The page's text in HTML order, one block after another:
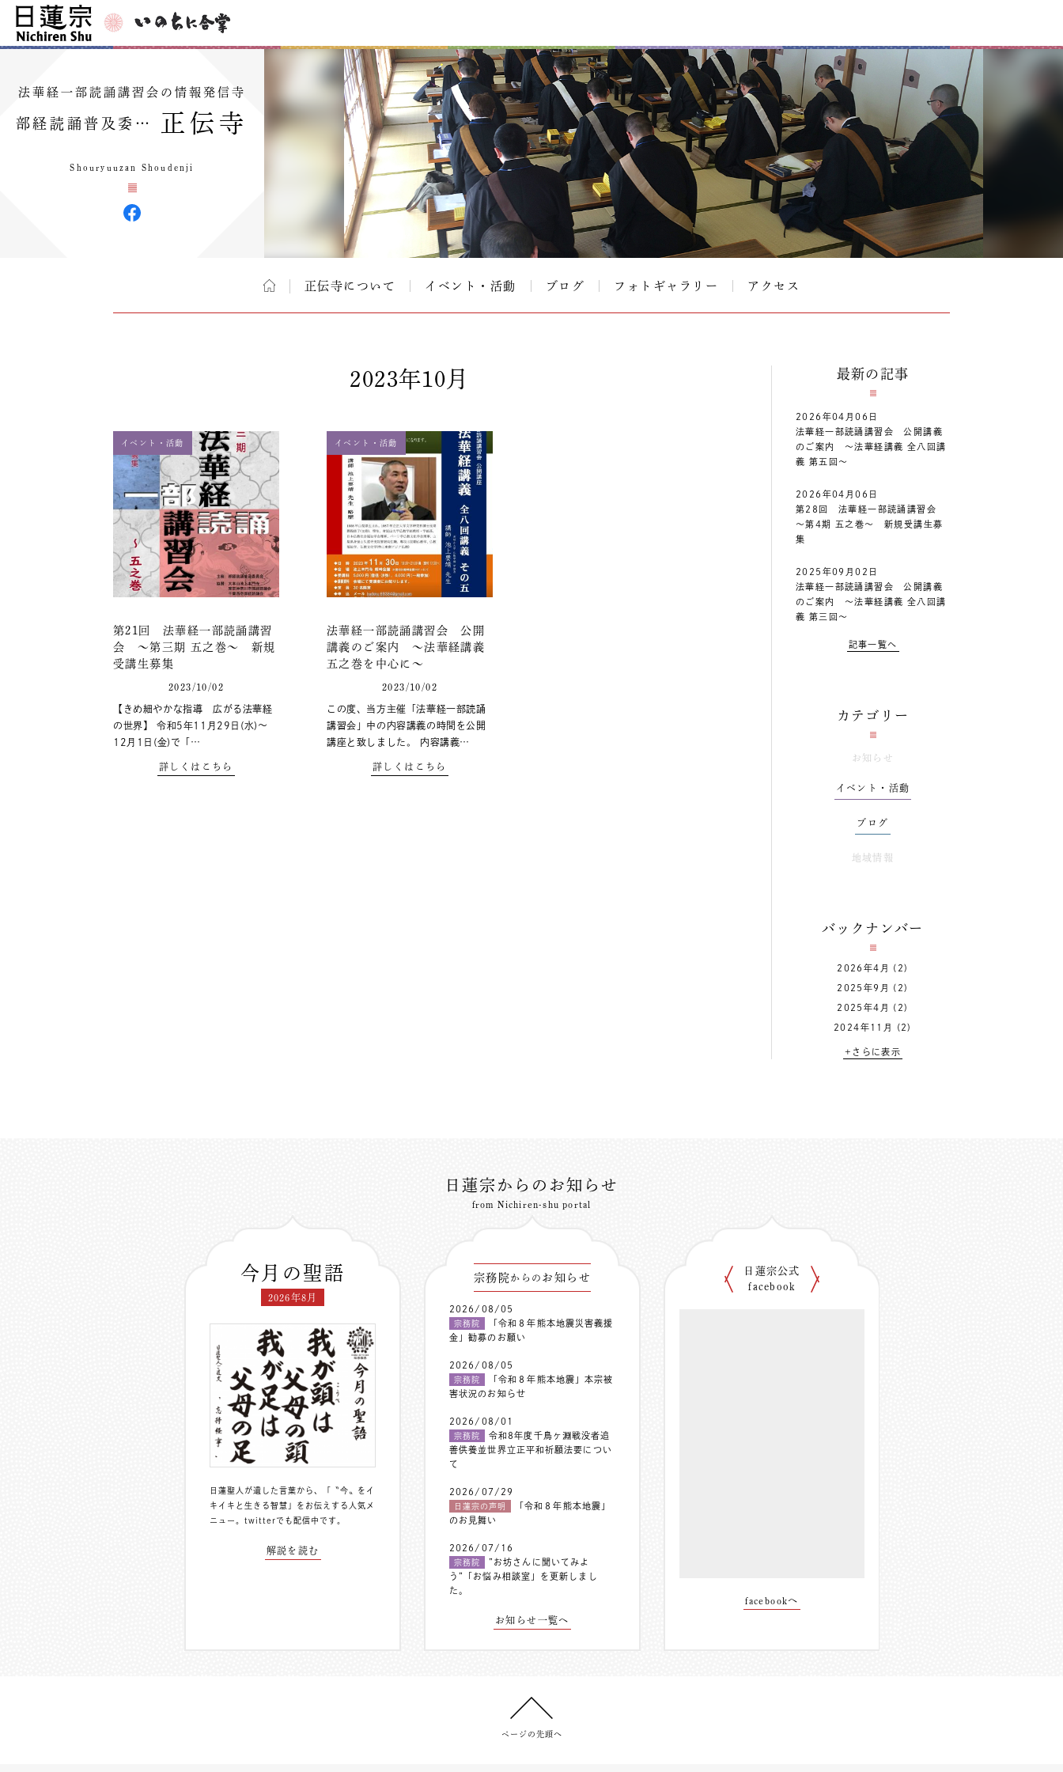
法華経一部読誦講習会の情報発信寺
部経読誦普及委… 正伝寺
Shouryuuzan Shoudenji
正伝寺について イベント・活動 ブログ フォトギャラリー アクセス
2023年10月
イベント・活動
第21回 法華経一部読誦講習
会 ～第三期 五之巻～ 新規
受講生募集
2023/10/02
【きめ細やかな指導 広がる法華経
の世界】 令和5年11月29日(水)～
12月1日(金)で「…
詳しくはこちら
イベント・活動
法華経一部読誦講習会 公開
講義のご案内 ～法華経講義
五之巻を中心に～
2023/10/02
この度、当方主催「法華経一部読誦
講習会」中の内容講義の時間を公開
講座と致しました。 内容講義…
詳しくはこちら
最新の記事
2026年04月06日
法華経一部読誦講習会 公開講義
のご案内 ～法華経講義 全八回講
義 第五回～
2026年04月06日
第28回 法華経一部読誦講習会
～第4期 五之巻～ 新規受講生募
集
2025年09月02日
法華経一部読誦講習会 公開講義
のご案内 ～法華経講義 全八回講
義 第三回～
記事一覧へ
カテゴリー
お知らせ
イベント・活動
ブログ
地域情報
バックナンバー
2026年4月 (2)
2025年9月 (2)
2025年4月 (2)
2024年11月 (2)
+さらに表示
日蓮宗からのお知らせ
from Nichiren-shu portal
今月の聖語
2026年8月
日蓮聖人が遺した言葉から、「〝今〟をイ
キイキと生きる智慧」をお伝えする人気メ
ニュー。 twitterでも配信中 です。
解説を読む
宗務院からの お知らせ
2026/08/05
宗務院
「令和８年熊本地震災害義援
金」勧募のお願い
2026/08/05
宗務院
「令和８年熊本地震」本宗被
害状況のお知らせ
2026/08/01
宗務院
令和8年度千鳥ヶ淵戦没者追
善供養並世界立正平和祈願法要につい
て
2026/07/29
日蓮宗の声明
「令和８年熊本地震」
のお見舞い
2026/07/16
宗務院
”お坊さんに聞いてみよ
う”「お悩み相談室」を更新しまし
た。
お知らせ一覧へ
日蓮宗公式
facebook
facebookへ
ページの先頭へ